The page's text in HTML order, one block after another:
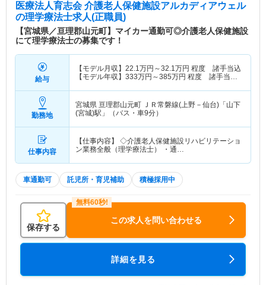
医療法人育志会 介護老人保健施設アルカディアウェル
の理学療法士求人(正職員)
【宮城県／亘理郡山元町】マイカー通勤可◎介護老人保健施設
にて理学療法士の募集です！
給与
【モデル月収】 22.1万円～32.1万円 程度 諸手当込
【モデル年収】 333万円～385万円 程度 諸手当・
勤務地
宮城県 亘理郡山元町 ＪＲ常磐線(上野－仙台)「山下
(宮城)駅」（バス・車9分）
仕事内容
【仕事内容】 ◇介護老人保健施設リハビリテーショ
ン業務全般（理学療法士） ・通…
車通勤可 託児所・育児補助 積極採用中
保存する
この求人を問い合わせる
詳細を見る